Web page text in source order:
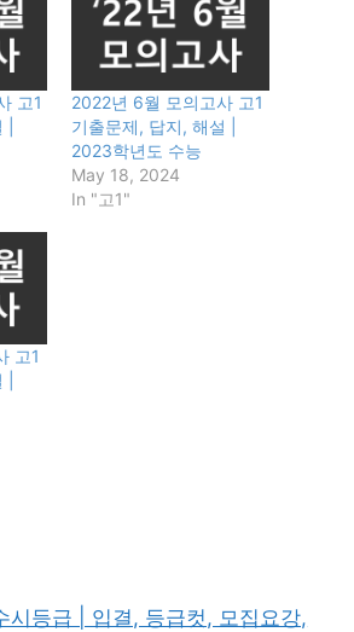
고1
2022년 6월 모의고사 고1
기출문제, 답지, 해설 |
2023학년도 수능
May 18, 2024
In "고1"
고1
시등급 | 입결, 등급컷, 모집요강,